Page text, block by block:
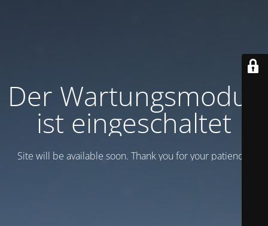
Der Wartungsmodus
ist eingeschaltet
Site will be available soon. Thank you for your patience!